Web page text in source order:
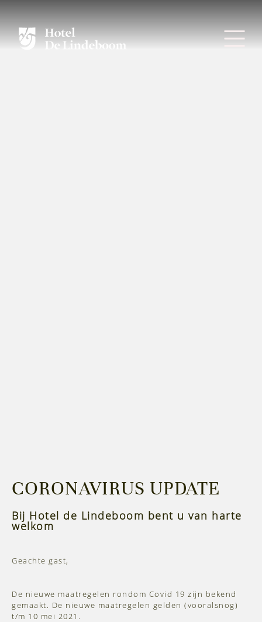
CORONAVIRUS UPDATE
Bij Hotel de Lindeboom bent u van harte
welkom
Geachte gast,
De nieuwe maatregelen rondom Covid 19 zijn bekend
gemaakt. De nieuwe maatregelen gelden (vooralsnog)
t/m 10 mei 2021.